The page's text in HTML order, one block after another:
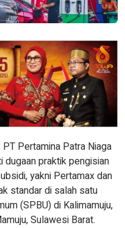
Pertamina Patra Niaga
dugaan praktik pengisian
yakni Pertamax dan
standar di salah satu
(SPBU) di Kalimamuju,
Sulawesi Barat.